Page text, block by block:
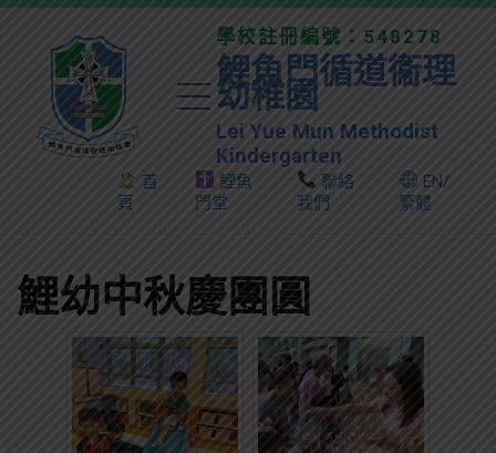
學校註冊編號：548278
鯉魚門循道衞理
幼稚園
Lei Yue Mun Methodist
Kindergarten
首
頁
鯉魚
門堂
聯絡
我們
EN/
繁體
鯉幼中秋慶團圓